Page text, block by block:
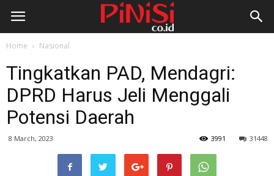
Home Nasional
Tingkatkan PAD, Mendagri:
DPRD Harus Jeli Menggali
Potensi Daerah
8 March, 2023 31448
3991